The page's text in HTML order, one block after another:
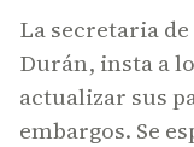
La secretaria
Durán, insta a
actualizar sus
embargos. Se